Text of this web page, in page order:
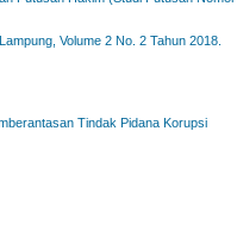
Volume 2 No. 2 Tahun 2018.
Tindak Pidana Korupsi